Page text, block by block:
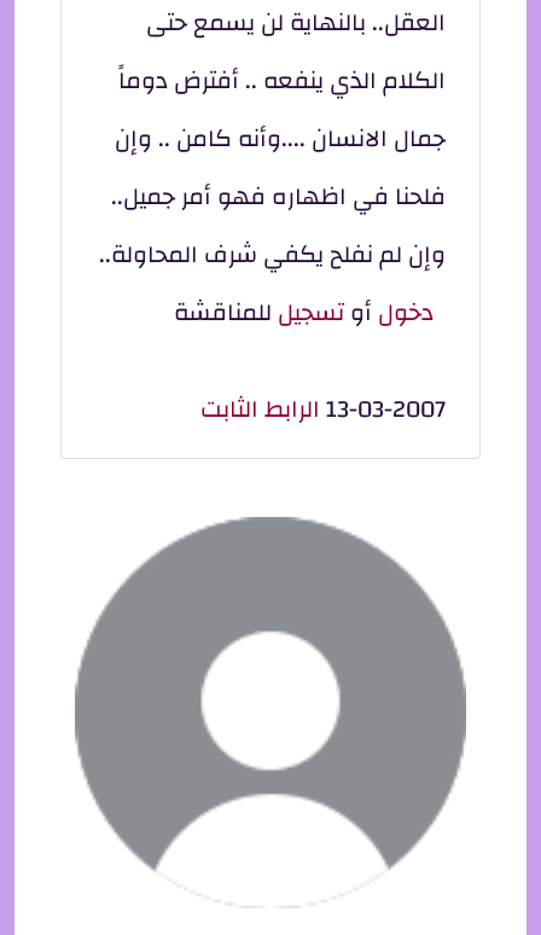
العقل.. بالنهاية لن يسمع حتى
الكلام الذي ينفعه .. أفترض دوماً
جمال الانسان ....وأنه كامن .. وإن
فلحنا في اظهاره فهو أمر جميل..
وإن لم نفلح يكفي شرف المحاولة..
دخولأوتسجيلللمناقشة
13-03-2007الرابط الثابت